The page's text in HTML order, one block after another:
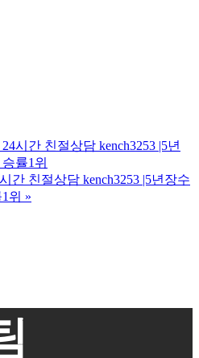
시간 친절상담 kench3253 |5년
률1위
간 친절상담 kench3253 |5년장수
위 »